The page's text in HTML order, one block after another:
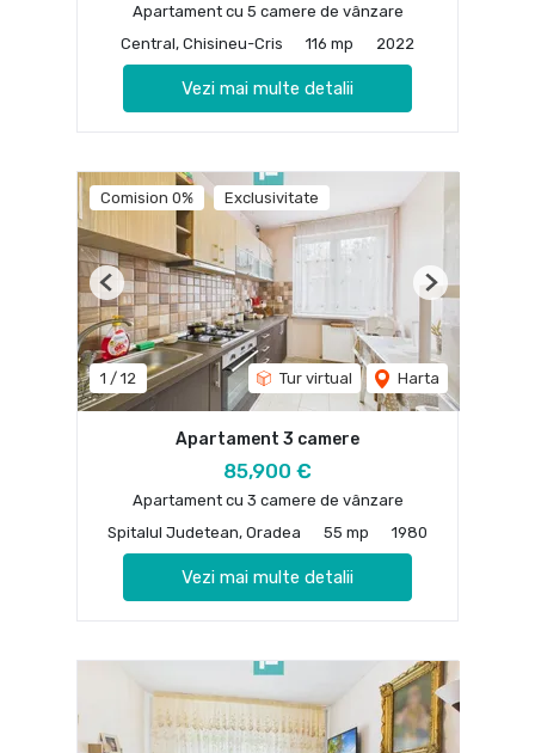
Apartament cu 5 camere de vânzare
Central, Chisineu-Cris
116 mp 2022
Vezi mai multe detalii
Comision 0% Exclusivitate
1 / 12 Tur virtual Harta
Previous Next
Apartament 3 camere
85,900 €
Apartament cu 3 camere de vânzare
Spitalul Judetean, Oradea
55 mp 1980
Vezi mai multe detalii